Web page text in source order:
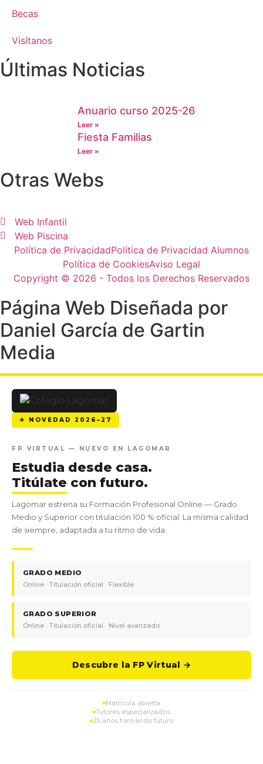
Becas
Visítanos
Últimas Noticias
Anuario curso 2025-26
Leer »
Fiesta Familias
Leer »
Otras Webs
Web Infantil
Web Piscina
Política de PrivacidadPolítica de Privacidad Alumnos
Política de CookiesAviso Legal
Copyright © 2026 - Todos los Derechos Reservados
Página Web Diseñada por
Daniel García de Gartin
Media
★ NOVEDAD 2026–27
FP VIRTUAL — NUEVO EN LAGOMAR
Estudia desde casa.
Titúlate con futuro.
Lagomar estrena su Formación Profesional Online — Grado
Medio y Superior con titulación 100 % oficial. La misma calidad
de siempre, adaptada a tu ritmo de vida.
GRADO MEDIO
Online · Titulación oficial · Flexible
GRADO SUPERIOR
Online · Titulación oficial · Nivel avanzado
Descubre la FP Virtual →
Matrícula abierta
Tutores especializados
25 años formando futuro